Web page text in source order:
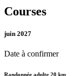
Courses
juin 2027
Date à confirmer
Randonnée adulte 20 km